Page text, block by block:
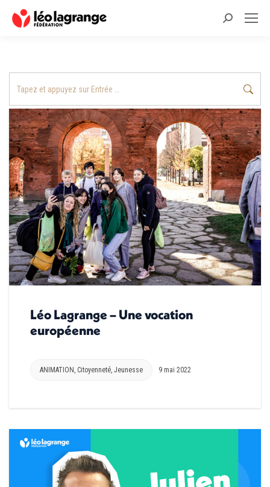
Recherche
Léo Lagrange – Une vocation
européenne
ANIMATION, Citoyenneté, Jeunesse 9 mai 2022